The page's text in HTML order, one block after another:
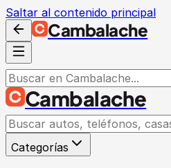
Saltar al contenido principal
Cambalache
Cambalache
Categorías